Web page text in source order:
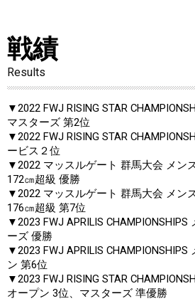
戦績
Results
▼2022 FWJ RISING STAR
マスターズ 第2位
▼2022 FWJ RISING STAR
ービス２位
▼2022 マッスルゲート 群馬大会 メン
172㎝超級 優勝
▼2022 マッスルゲート 群馬大会 メン
176㎝超級 第7位
▼2023 FWJ APRILIS
ーズ 優勝
▼2023 FWJ APRILIS
ン 第6位
▼2023 FWJ RISING STAR
オープン 3位、マスターズ 準優勝